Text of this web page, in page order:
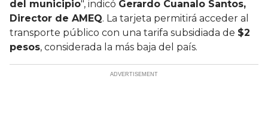
del municipio", indicó Gerardo Cuanalo Santos,
Director de AMEQ. La tarjeta permitirá acceder al
transporte público con una tarifa subsidiada de $2
pesos, considerada la más baja del país.